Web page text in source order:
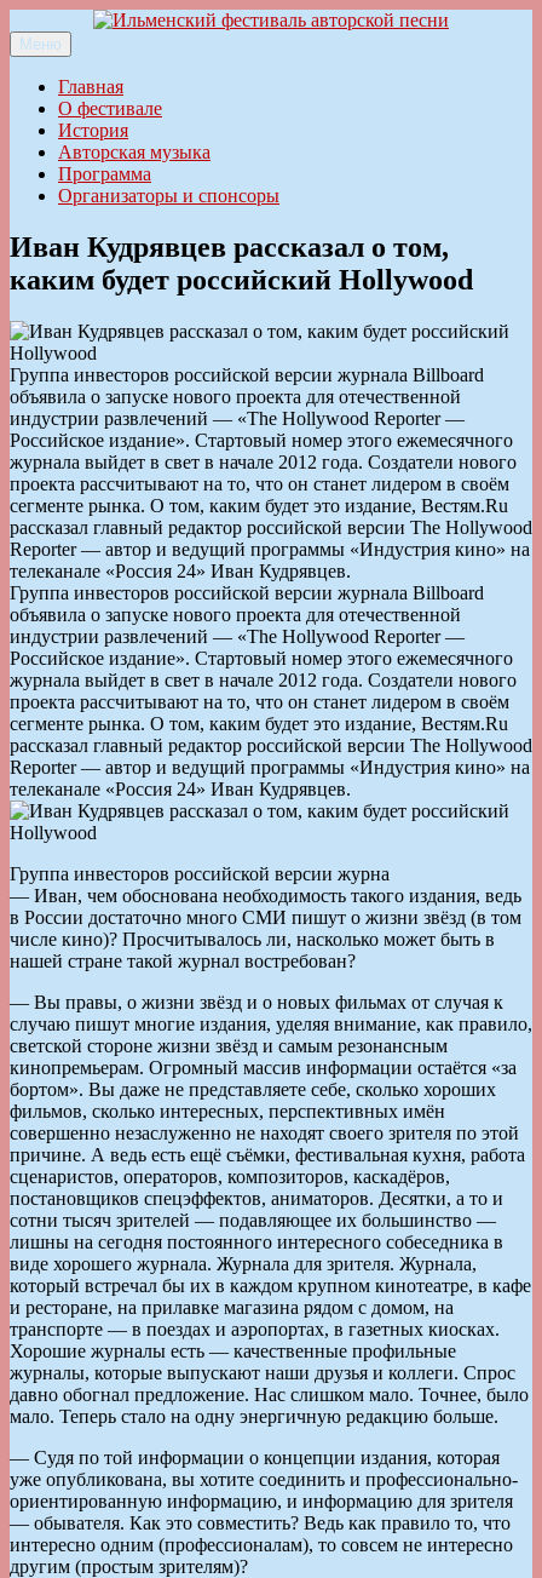
к
содержимому
Ильменский фестиваль авторской песни
Меню
Главная
О фестивале
История
Авторская музыка
Программа
Организаторы и спонсоры
Иван Кудрявцев рассказал о том,
каким будет российский Hollywood
Группа инвесторов российской версии журнала Billboard
объявила о запуске нового проекта для отечественной
индустрии развлечений — «The Hollywood Reporter —
Российское издание». Стартовый номер этого ежемесячного
журнала выйдет в свет в начале 2012 года. Создатели нового
проекта рассчитывают на то, что он станет лидером в своём
сегменте рынка. О том, каким будет это издание, Вестям.Ru
рассказал главный редактор российской версии The Hollywood
Reporter — автор и ведущий программы «Индустрия кино» на
телеканале «Россия 24» Иван Кудрявцев.
Группа инвесторов российской версии журнала Billboard
объявила о запуске нового проекта для отечественной
индустрии развлечений — «The Hollywood Reporter —
Российское издание». Стартовый номер этого ежемесячного
журнала выйдет в свет в начале 2012 года. Создатели нового
проекта рассчитывают на то, что он станет лидером в своём
сегменте рынка. О том, каким будет это издание, Вестям.Ru
рассказал главный редактор российской версии The Hollywood
Reporter — автор и ведущий программы «Индустрия кино» на
телеканале «Россия 24» Иван Кудрявцев.
Группа инвесторов российской версии журна
— Иван, чем обоснована необходимость такого издания, ведь
в России достаточно много СМИ пишут о жизни звёзд (в том
числе кино)? Просчитывалось ли, насколько может быть в
нашей стране такой журнал востребован?
— Вы правы, о жизни звёзд и о новых фильмах от случая к
случаю пишут многие издания, уделяя внимание, как правило,
светской стороне жизни звёзд и самым резонансным
кинопремьерам. Огромный массив информации остаётся «за
бортом». Вы даже не представляете себе, сколько хороших
фильмов, сколько интересных, перспективных имён
совершенно незаслуженно не находят своего зрителя по этой
причине. А ведь есть ещё съёмки, фестивальная кухня, работа
сценаристов, операторов, композиторов, каскадёров,
постановщиков спецэффектов, аниматоров. Десятки, а то и
сотни тысяч зрителей — подавляющее их большинство —
лишны на сегодня постоянного интересного собеседника в
виде хорошего журнала. Журнала для зрителя. Журнала,
который встречал бы их в каждом крупном кинотеатре, в кафе
и ресторане, на прилавке магазина рядом с домом, на
транспорте — в поездах и аэропортах, в газетных киосках.
Хорошие журналы есть — качественные профильные
журналы, которые выпускают наши друзья и коллеги. Спрос
давно обогнал предложение. Нас слишком мало. Точнее, было
мало. Теперь стало на одну энергичную редакцию больше.
— Судя по той информации о концепции издания, которая
уже опубликована, вы хотите соединить и профессионально-
ориентированную информацию, и информацию для зрителя
— обывателя. Как это совместить? Ведь как правило то, что
интересно одним (профессионалам), то совсем не интересно
другим (простым зрителям)?